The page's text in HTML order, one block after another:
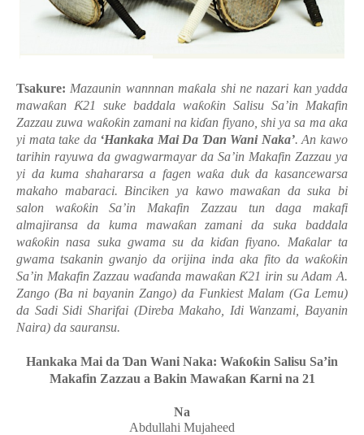
Tsakure: Mazaunin wannnan maƙala shi ne nazari kan yadda
mawaƙan Ƙ21 suke baddala waƙoƙin Salisu Sa’in Makafin
Zazzau zuwa waƙoƙin zamani na kiɗan fiyano, shi ya sa ma aka
yi mata take da ‘Hankaka Mai Da Ɗan Wani Naka’. An kawo
tarihin rayuwa da gwagwarmayar da Sa’in Makafin Zazzau ya
yi da kuma shahararsa a fagen waƙa duk da kasancewarsa
makaho mabaraci. Binciken ya kawo mawaƙan da suka bi
salon waƙoƙin Sa’in Makafin Zazzau tun daga makafi
almajiransa da kuma mawaƙan zamani da suka baddala
waƙoƙin nasa suka gwama su da kiɗan fiyano. Maƙalar ta
gwama tsakanin gwanjo da orijina inda aka fito da waƙoƙin
Sa’in Makafin Zazzau waɗanda mawaƙan Ƙ21 irin su Adam A.
Zango (Ba ni bayanin Zango) da Funkiest Malam (Ga Lemu)
da Sadi Sidi Sharifai (Direba Makaho, Idi Wanzami, Bayanin
Naira) da sauransu.
Hankaka Mai da Ɗan Wani Naka: Waƙoƙin Salisu Sa’in
Makafin Zazzau a Bakin Mawaƙan Ƙarni na 21
Na
Abdullahi Mujaheed